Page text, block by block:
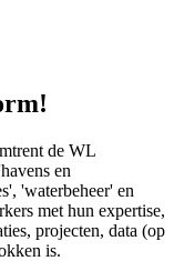
de WL
en
'waterbeheer' en
met hun expertise,
projecten, data (op
is.